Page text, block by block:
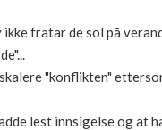
fratar de sol på
"konflikten"
lest innsigelse og at